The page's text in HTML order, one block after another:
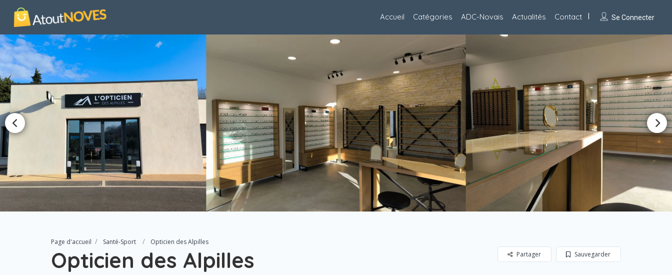
Se Connecter
Accueil Catégories ADC-Novais Actualités Contact
Page d'accueil Santé-Sport Opticien des Alpilles
Opticien des Alpilles Sauvegarder
Partager